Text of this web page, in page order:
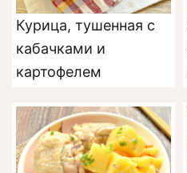
Курица, тушенная с
кабачками и
картофелем